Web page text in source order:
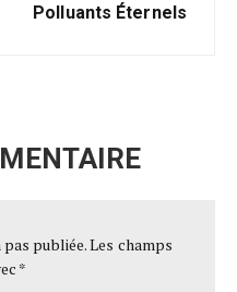
Polluants Éternels
publiée.Les champs
*